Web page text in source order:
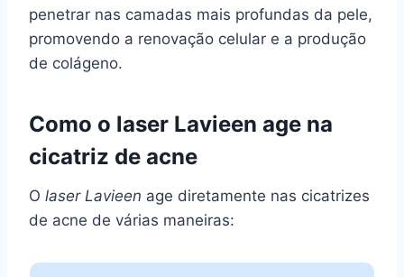
penetrar nas camadas mais profundas da pele,
promovendo a renovação celular e a produção
de colágeno.
Como o laser Lavieen age na
cicatriz de acne
O laser Lavieen age diretamente nas cicatrizes
de acne de várias maneiras: